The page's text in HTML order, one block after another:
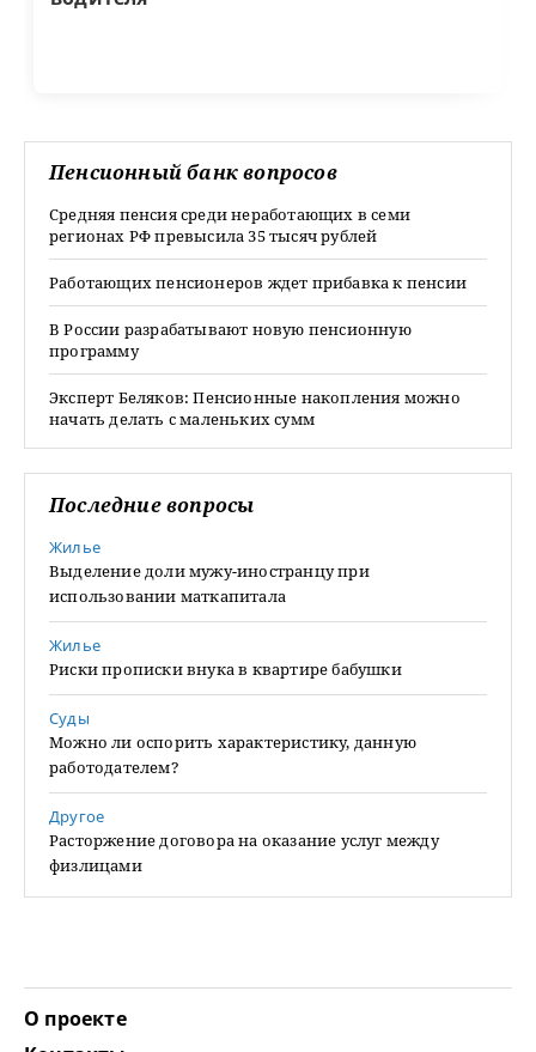
Пенсионный банк вопросов
Средняя пенсия среди неработающих в семи
регионах РФ превысила 35 тысяч рублей
Работающих пенсионеров ждет прибавка к пенсии
В России разрабатывают новую пенсионную
программу
Эксперт Беляков: Пенсионные накопления можно
начать делать с маленьких сумм
Последние вопросы
Жилье
Выделение доли мужу-иностранцу при
использовании маткапитала
Жилье
Риски прописки внука в квартире бабушки
Суды
Можно ли оспорить характеристику, данную
работодателем?
Другое
Расторжение договора на оказание услуг между
физлицами
О проекте